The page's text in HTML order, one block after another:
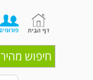
חיפוש מהיר